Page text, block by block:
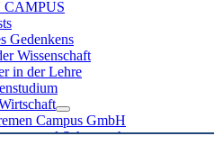
CAMPUS
Gedenkens
Wissenschaft
in der Lehre
Campus GmbH
und Schutzrechte